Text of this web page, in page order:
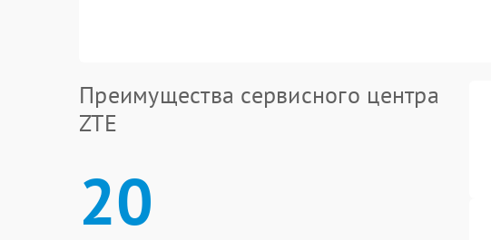
Преимущества сервисного центра
ZTE
20